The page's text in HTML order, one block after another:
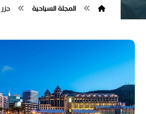
المجلة السياحية